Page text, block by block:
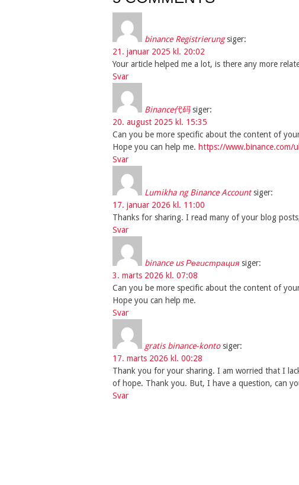
binance Registrierung siger:
21. januar 2025 kl. 20:02
Your article helped me a lot, is there any more
Svar
Binance代码 siger:
20. august 2025 kl. 15:35
Can you be more specific about the content of
Hope you can help me. https://www.binance.com/
Svar
Lumikha ng Binance Account siger:
17. januar 2026 kl. 11:00
Thanks for sharing. I read many of your blog
Svar
binance us Регистрация siger:
3. marts 2026 kl. 07:08
Can you be more specific about the content of
Hope you can help me.
Svar
gratis binance-konto siger:
17. marts 2026 kl. 00:28
Thank you for your sharing. I am worried that I
of hope. Thank you. But, I have a question, can
Svar